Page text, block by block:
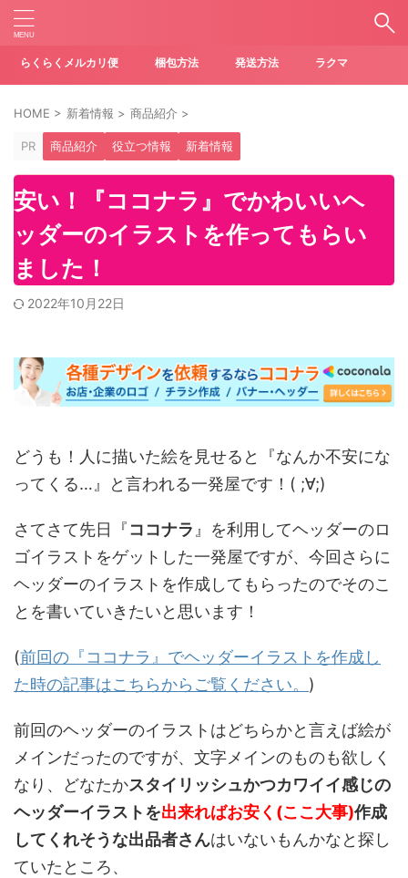
らくらくメルカリ便 梱包方法 発送方法 ラクマ
HOME > 新着情報 > 商品紹介 >
PR 商品紹介 役立つ情報 新着情報
安い！『ココナラ』でかわいいヘ
ッダーのイラストを作ってもらい
ました！
2022年10月22日
どうも！人に描いた絵を見せると『なんか不安にな
ってくる…』と言われる一発屋です！( ;∀;)
さてさて先日『ココナラ 』を利用してヘッダーのロ
ゴイラストをゲットした一発屋ですが、今回さらに
ヘッダーのイラストを作成してもらったのでそのこ
とを書いていきたいと思います！
(前回の『ココナラ』でヘッダーイラストを作成し
た時の記事はこちらからご覧ください。 )
前回のヘッダーのイラストはどちらかと言えば絵が
メインだったのですが、文字メインのものも欲しく
なり、どなたかスタイリッシュかつカワイイ感じの
ヘッダーイラストを出来ればお安く(ここ大事)作成
してくれそうな出品者さんはいないもんかなと探し
ていたところ、